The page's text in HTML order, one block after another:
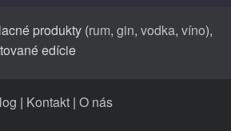
produkty (rum, gin, vodka, víno),
edície
| Kontakt | O nás